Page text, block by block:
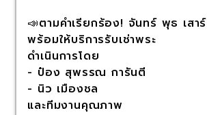
📣ตามคำเรียกร้อง! จันทร์ พุธ เสาร์
พร้อมให้บริการรับเช่าพระ
ดำเนินการโดย
- ป๋อง สุพรรณ การันตี
- นิว เมืองชล
และทีมงานคุณภาพ